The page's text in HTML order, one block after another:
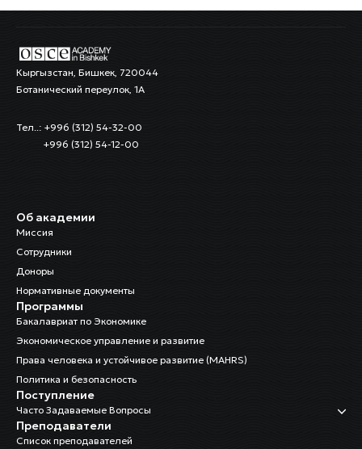
Кыргызстан, Бишкек, 720044
Ботанический переулок, 1А
Тел..: +996 (312) 54-32-00
+996 (312) 54-12-00
Об академии
Миссия
Сотрудники
Доноры
Нормативные документы
Программы
Бакалавриат по Экономике
Экономическое управление и развитие
Права человека и устойчивое развитие (MAHRS)
Политика и безопасность
Поступление
Часто Задаваемые Вопросы
Преподаватели
Список преподавателей